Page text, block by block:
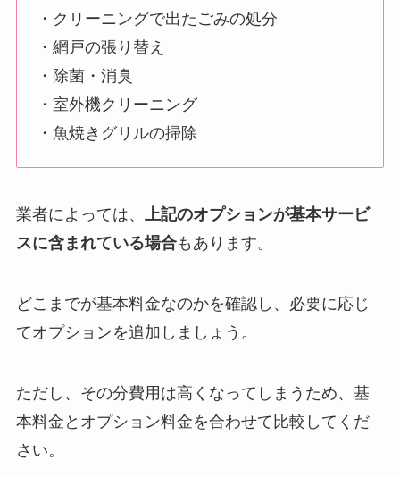
・クリーニングで出たごみの処分
・網戸の張り替え
・除菌・消臭
・室外機クリーニング
・魚焼きグリルの掃除
業者によっては、
上記のオプションが基本サービ
スに含まれている場合もあります。
どこまでが基本料金なのかを確認し、必要に応じ
てオプションを追加しましょう。
ただし、その分費用は高くなってしまうため、基
本料金とオプション料金を合わせて比較してくだ
さい。